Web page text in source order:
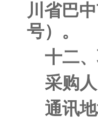
川省巴
号）。
十二
采购
通讯